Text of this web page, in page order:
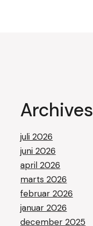
Archives
juli 2026
juni 2026
april 2026
marts 2026
februar 2026
januar 2026
december 2025